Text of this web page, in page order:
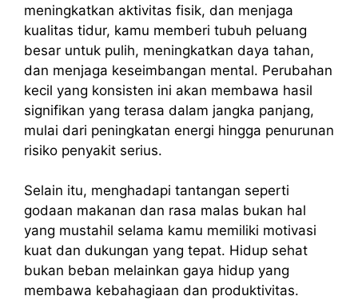
meningkatkan aktivitas fisik, dan menjaga
kualitas tidur, kamu memberi tubuh peluang
besar untuk pulih, meningkatkan daya tahan,
dan menjaga keseimbangan mental. Perubahan
kecil yang konsisten ini akan membawa hasil
signifikan yang terasa dalam jangka panjang,
mulai dari peningkatan energi hingga penurunan
risiko penyakit serius.
Selain itu, menghadapi tantangan seperti
godaan makanan dan rasa malas bukan hal
yang mustahil selama kamu memiliki motivasi
kuat dan dukungan yang tepat. Hidup sehat
bukan beban melainkan gaya hidup yang
membawa kebahagiaan dan produktivitas.